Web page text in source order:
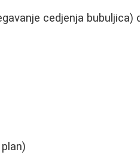
cedjenja bubuljica)